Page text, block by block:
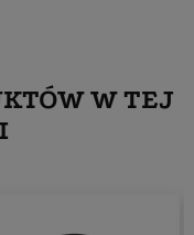
W TEJ